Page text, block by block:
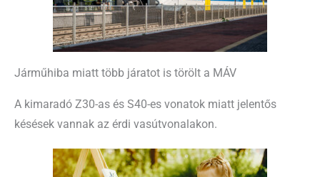
Járműhiba miatt több járatot is törölt a MÁV
A kimaradó Z30-as és S40-es vonatok miatt jelentős
késések vannak az érdi vasútvonalakon.